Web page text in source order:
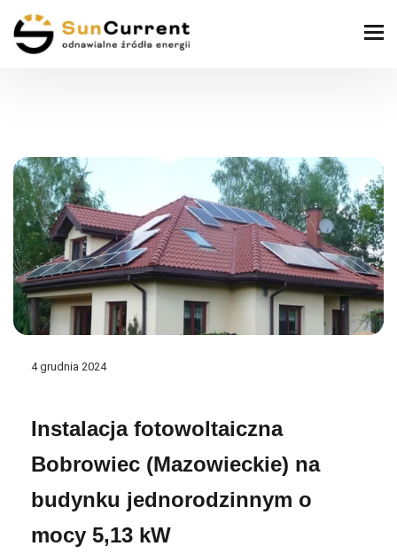
4 grudnia 2024
Instalacja fotowoltaiczna
Bobrowiec (Mazowieckie) na
budynku jednorodzinnym o
mocy 5,13 kW